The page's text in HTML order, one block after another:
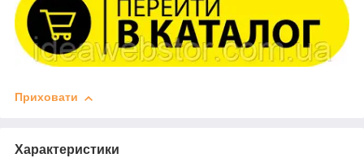
Приховати
Характеристики